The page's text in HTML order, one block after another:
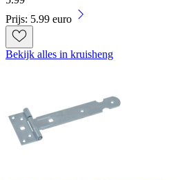
Prijs: 5.99 euro
Bekijk alles in kruisheng